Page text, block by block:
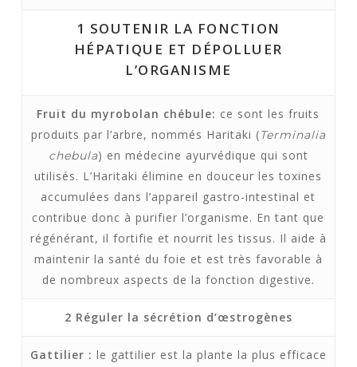
1 SOUTENIR LA FONCTION
HÉPATIQUE ET DÉPOLLUER
L’ORGANISME
Fruit du myrobolan chébule: ce sont les fruits
produits par l’arbre, nommés Haritaki (Terminalia
chebula) en médecine ayurvédique qui sont
utilisés. L’Haritaki élimine en douceur les toxines
accumulées dans l’appareil gastro-intestinal et
contribue donc à purifier l’organisme. En tant que
régénérant, il fortifie et nourrit les tissus. Il aide à
maintenir la santé du foie et est très favorable à
de nombreux aspects de la fonction digestive.
2 Réguler la sécrétion d’œstrogènes
Gattilier : le gattilier est la plante la plus efficace